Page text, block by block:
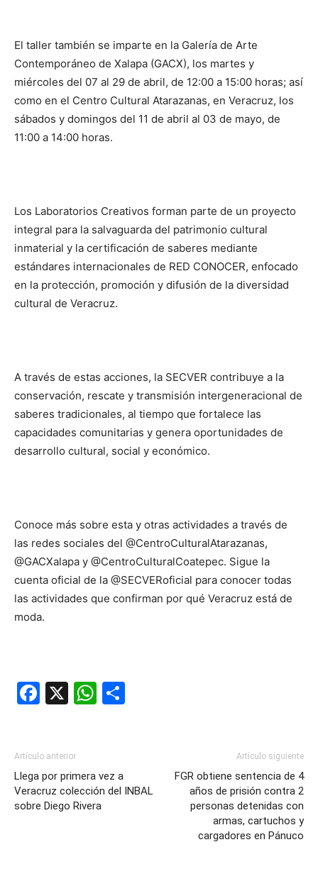
El taller también se imparte en la Galería de Arte
Contemporáneo de Xalapa (GACX), los martes y
miércoles del 07 al 29 de abril, de 12:00 a 15:00 horas; así
como en el Centro Cultural Atarazanas, en Veracruz, los
sábados y domingos del 11 de abril al 03 de mayo, de
11:00 a 14:00 horas.
Los Laboratorios Creativos forman parte de un proyecto
integral para la salvaguarda del patrimonio cultural
inmaterial y la certificación de saberes mediante
estándares internacionales de RED CONOCER, enfocado
en la protección, promoción y difusión de la diversidad
cultural de Veracruz.
A través de estas acciones, la SECVER contribuye a la
conservación, rescate y transmisión intergeneracional de
saberes tradicionales, al tiempo que fortalece las
capacidades comunitarias y genera oportunidades de
desarrollo cultural, social y económico.
Conoce más sobre esta y otras actividades a través de
las redes sociales del @CentroCulturalAtarazanas,
@GACXalapa y @CentroCulturalCoatepec. Sigue la
cuenta oficial de la @SECVERoficial para conocer todas
las actividades que confirman por qué Veracruz está de
moda.
Facebook
X WhatsApp
Artículo anterior
Llega por primera vez a
Veracruz colección del INBAL
sobre Diego Rivera
Artículo siguiente
FGR obtiene sentencia de 4
años de prisión contra 2
personas detenidas con
armas, cartuchos y
cargadores en Pánuco